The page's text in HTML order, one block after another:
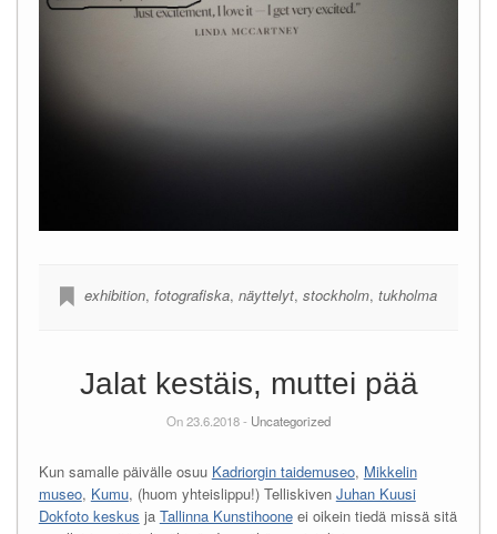
exhibition, fotografiska, näyttelyt, stockholm, tukholma
Jalat kestäis, muttei pää
On 23.6.2018 - Uncategorized
Kun samalle päivälle osuu Kadriorgin taidemuseo, Mikkelin
museo, Kumu, (huom yhteislippu!) Telliskiven Juhan Kuusi
Dokfoto keskus ja Tallinna Kunstihooneei oikein tiedä missä sitä